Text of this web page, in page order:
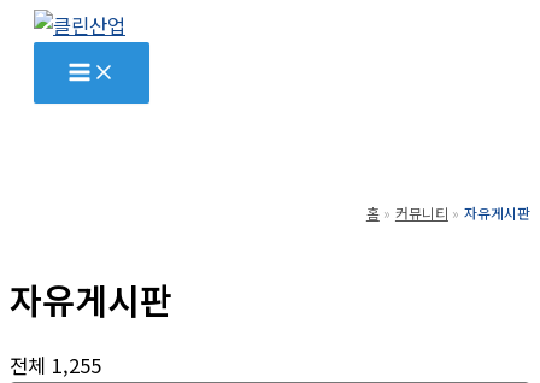
홈 커뮤니티 자유게시판
자유게시판
전체 1,255